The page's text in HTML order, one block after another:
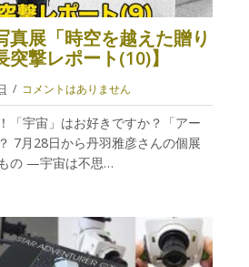
真展「時空を越えた贈り
撃レポート(10)】
コメントはありません
「宇宙」はお好きですか？「アー
7月28日から丹羽雅彦さんの個展
もの —宇宙は不思…